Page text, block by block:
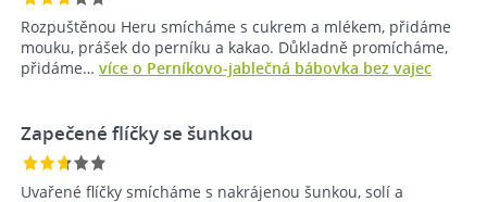
Rozpuštěnou Heru smícháme s cukrem a mlékem, přidáme
mouku, prášek do perníku a kakao. Důkladně promícháme,
přidáme… více o Perníkovo-jablečná bábovka bez vajec
Zapečené flíčky se šunkou
Uvařené flíčky smícháme s nakrájenou šunkou, solí a